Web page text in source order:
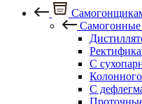
Самогонные
С
С